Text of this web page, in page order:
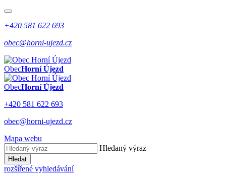
+420 581 622 693
obec@horni-ujezd.cz
ObecHorní Újezd
ObecHorní Újezd
+420 581 622 693
obec@horni-ujezd.cz
Mapa webu
Hledaný výraz
Hledat
rozšířené vyhledávání